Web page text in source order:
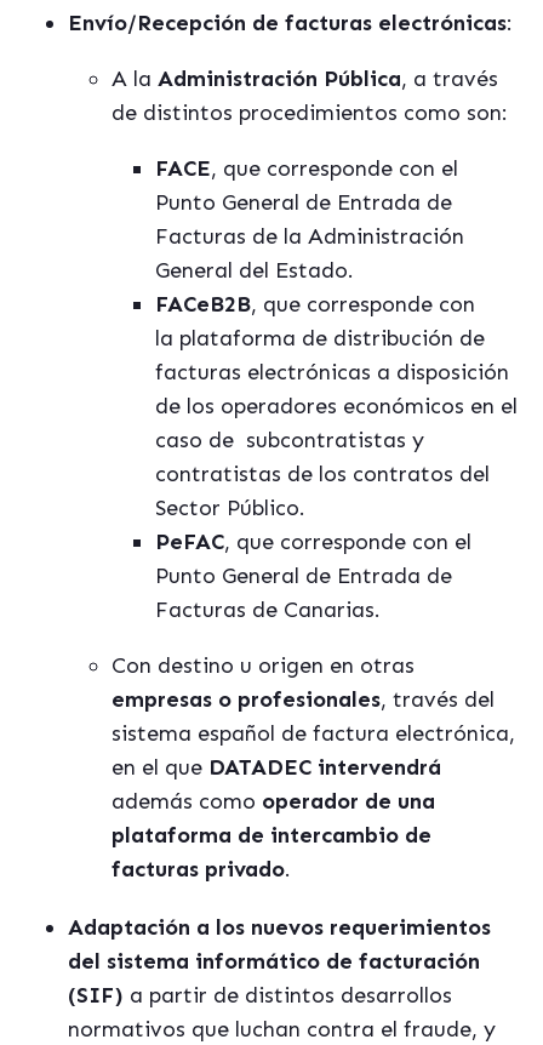
Envío/Recepción de facturas electrónicas:
A la Administración Pública, a través
de distintos procedimientos como son:
FACE, que corresponde con el
Punto General de Entrada de
Facturas de la Administración
General del Estado.
FACeB2B, que corresponde con
la plataforma de distribución de
facturas electrónicas a disposición
de los operadores económicos en el
caso de subcontratistas y
contratistas de los contratos del
Sector Público.
PeFAC, que corresponde con el
Punto General de Entrada de
Facturas de Canarias.
Con destino u origen en otras
empresas o profesionales, través del
sistema español de factura electrónica,
en el que DATADEC intervendrá
además como operador de una
plataforma de intercambio de
facturas privado.
Adaptación a los nuevos requerimientos
del sistema informático de facturación
(SIF) a partir de distintos desarrollos
normativos que luchan contra el fraude, y